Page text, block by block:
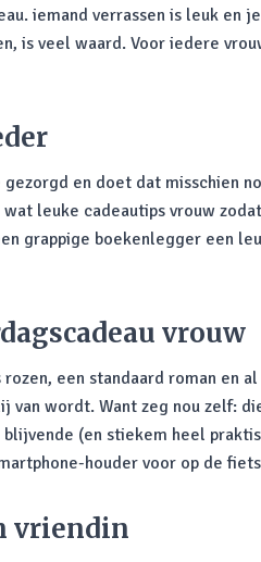
iemand verrassen is leuk
is veel waard. Voor iedere
en doet dat misschien
leuke cadeautips vrouw
grappige boekenlegger een
vrouw
een standaard roman
van wordt. Want zeg nou zelf:
(en stiekem heel
houder voor op de
vriendin